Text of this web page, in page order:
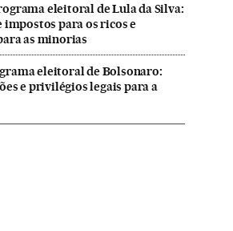
eleitoral de Lula da Silva:
impostos para os ricos e
as minorias
eleitoral de Bolsonaro:
e privilégios legais para a